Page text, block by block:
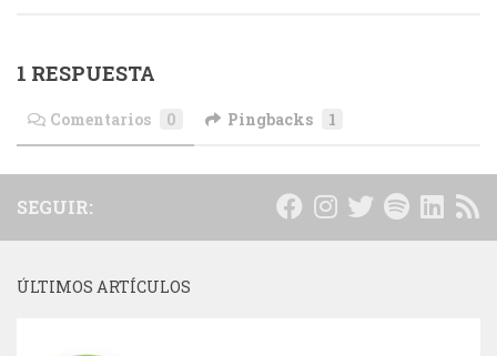
1 RESPUESTA
Comentarios 0 Pingbacks 1
SEGUIR:
ÚLTIMOS ARTÍCULOS